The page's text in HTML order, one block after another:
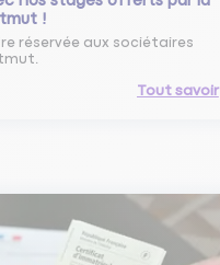
!
réservée aux sociétaires
Tout savoir